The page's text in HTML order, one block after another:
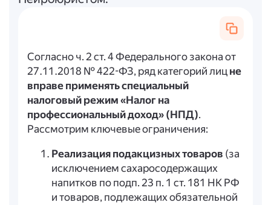
Согласно ч. 2 ст. 4 Федерального закона от
27.11.2018 № 422-ФЗ, ряд категорий лиц не
вправе применять специальный
налоговый режим «Налог на
профессиональный доход» (НПД).
Рассмотрим ключевые ограничения:
Реализация подакцизных товаров (за
исключением сахаросодержащих
напитков по подп. 23 п. 1 ст. 181 НК РФ
и товаров, подлежащих обязательной